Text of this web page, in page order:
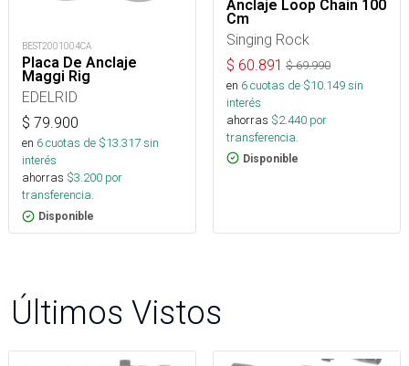
BEST2001004CA
Placa De Anclaje
Maggi Rig
EDELRID
$ 79.900
en 6cuotas de $13.317sin
interés
ahorras $3.200 por
transferencia.
Disponible
Anclaje Loop Chain 100
Cm
Singing Rock
$ 60.891 $69.990
en 6cuotas de $10.149sin
interés
ahorras $2.440 por
transferencia.
Disponible
Últimos Vistos